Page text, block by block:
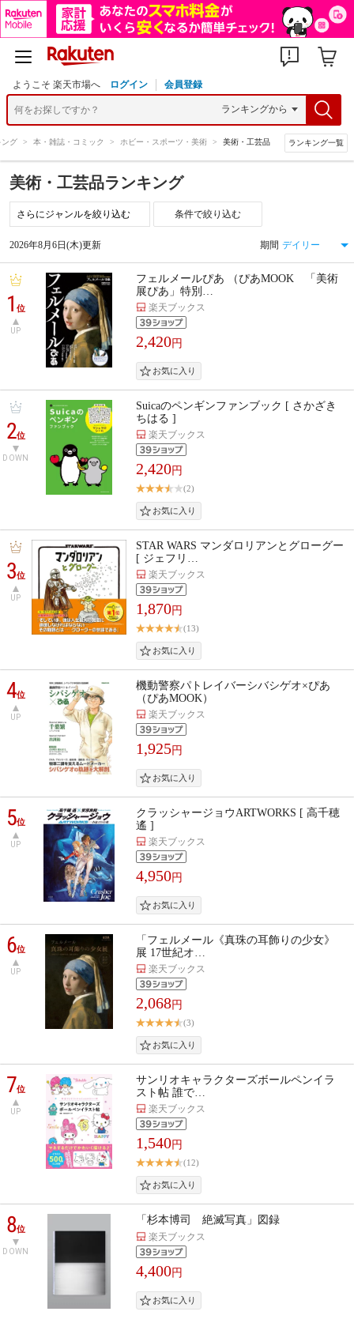
ようこそ 楽天市場へ ログイン 会員登録
ング > 本・雑誌・コミック > ホビー・スポーツ・美術 > 美術・工芸品 ランキング一覧
美術・工芸品ランキング
条件で絞り込む
2026年8月6日(木)更新 期間
1位
UP
フェルメールぴあ （ぴあMOOK 「美術
展ぴあ」特別…
楽天ブックス
2,420円
2位
DOWN
Suicaのペンギンファンブック [ さかざき
ちはる ]
楽天ブックス
2,420円
(2)
3位
UP
STAR WARS マンダロリアンとグローグー
[ ジェフリ…
楽天ブックス
1,870円
(13)
4位
UP
機動警察パトレイバーシバシゲオ×ぴあ
（ぴあMOOK）
楽天ブックス
1,925円
5位
UP
クラッシャージョウARTWORKS [ 高千穂
遙 ]
楽天ブックス
4,950円
6位
UP
「フェルメール《真珠の耳飾りの少女》
展 17世紀オ…
楽天ブックス
2,068円
(3)
7位
UP
サンリオキャラクターズボールペンイラ
スト帖 誰で…
楽天ブックス
1,540円
(12)
8位
DOWN
「杉本博司 絶滅写真」図録
楽天ブックス
4,400円